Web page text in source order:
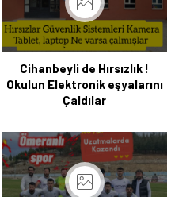
Cihanbeyli de Hırsızlık !
Okulun Elektronik eşyalarını
Çaldılar